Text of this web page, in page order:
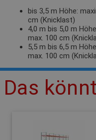
bis 3,5 m Höhe:
cm (Knicklast)
4,0 m bis 5,0 m
max. 100 cm
5,5 m bis 6,5 m
max. 100 cm
Das